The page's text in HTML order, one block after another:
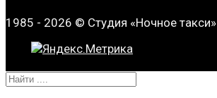
1985 - 2026 © Студия «Ночное такси»